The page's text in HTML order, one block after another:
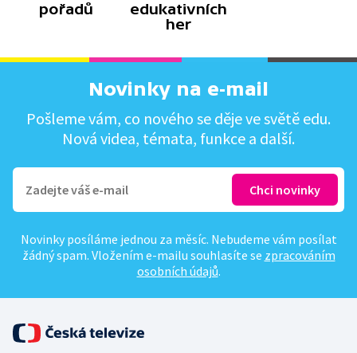
pořadů
edukativních
her
Novinky na e-mail
Pošleme vám, co nového se děje ve světě edu.
Nová videa, témata, funkce a další.
Novinky posíláme jednou za měsíc. Nebudeme vám posílat
žádný spam. Vložením e-mailu souhlasíte se zpracováním
osobních údajů.